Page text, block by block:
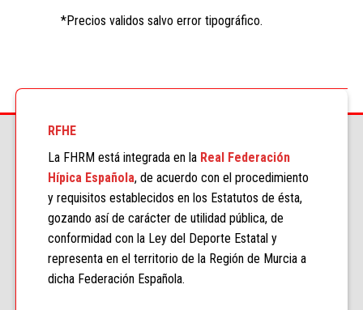
*Precios validos salvo error tipográfico.
RFHE
La FHRM está integrada en la Real Federación
Hípica Española, de acuerdo con el procedimiento
y requisitos establecidos en los Estatutos de ésta,
gozando así de carácter de utilidad pública, de
conformidad con la Ley del Deporte Estatal y
representa en el territorio de la Región de Murcia a
dicha Federación Española.